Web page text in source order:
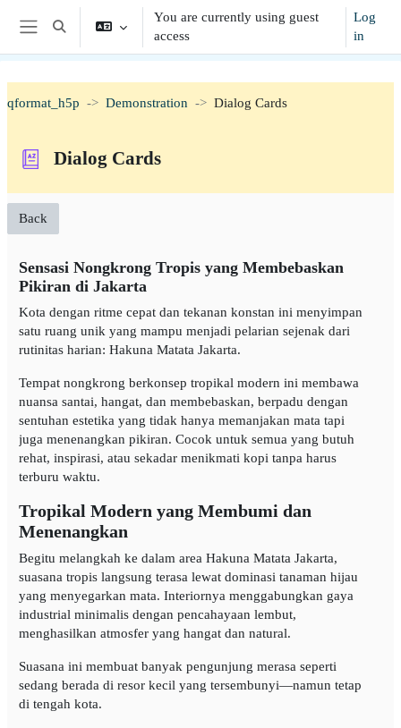
Skip to main content
Side panel
Toggle search input
You are currently using guest
access
Log
in
qformat_h5p Demonstration Dialog Cards
Dialog Cards
Back
Sensasi Nongkrong Tropis yang Membebaskan
Pikiran di Jakarta
Kota dengan ritme cepat dan tekanan konstan ini menyimpan
satu ruang unik yang mampu menjadi pelarian sejenak dari
rutinitas harian: Hakuna Matata Jakarta.
Tempat nongkrong berkonsep tropikal modern ini membawa
nuansa santai, hangat, dan membebaskan, berpadu dengan
sentuhan estetika yang tidak hanya memanjakan mata tapi
juga menenangkan pikiran. Cocok untuk semua yang butuh
rehat, inspirasi, atau sekadar menikmati kopi tanpa harus
terburu waktu.
Tropikal Modern yang Membumi dan
Menenangkan
Begitu melangkah ke dalam area Hakuna Matata Jakarta,
suasana tropis langsung terasa lewat dominasi tanaman hijau
yang menyegarkan mata. Interiornya menggabungkan gaya
industrial minimalis dengan pencahayaan lembut,
menghasilkan atmosfer yang hangat dan natural.
Suasana ini membuat banyak pengunjung merasa seperti
sedang berada di resor kecil yang tersembunyi—namun tetap
di tengah kota.